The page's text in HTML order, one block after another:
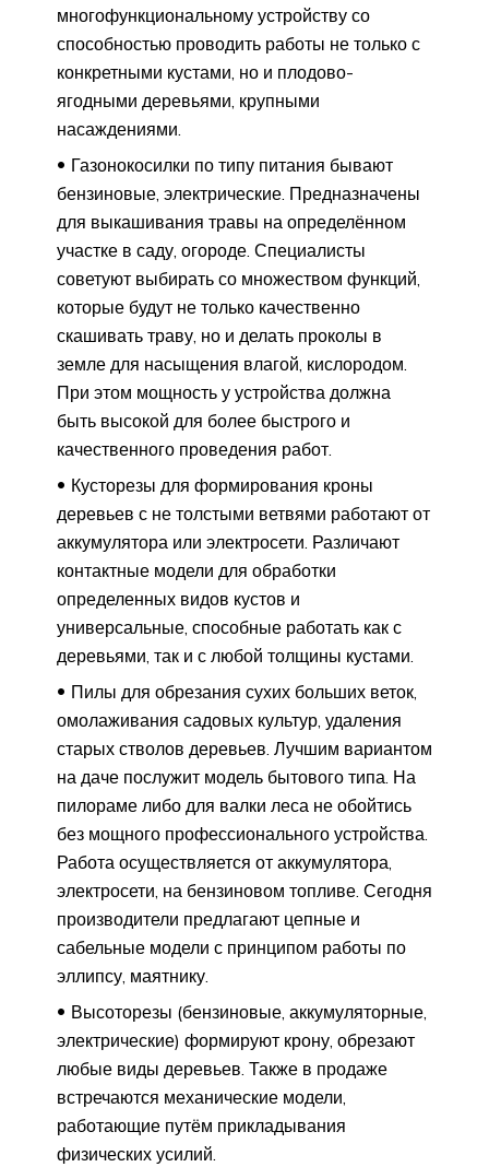
многофункциональному устройству со
способностью проводить работы не только с
конкретными кустами, но и плодово-
ягодными деревьями, крупными
насаждениями.
Газонокосилки по типу питания бывают
бензиновые, электрические. Предназначены
для выкашивания травы на определённом
участке в саду, огороде. Специалисты
советуют выбирать со множеством функций,
которые будут не только качественно
скашивать траву, но и делать проколы в
земле для насыщения влагой, кислородом.
При этом мощность у устройства должна
быть высокой для более быстрого и
качественного проведения работ.
Кусторезы для формирования кроны
деревьев с не толстыми ветвями работают от
аккумулятора или электросети. Различают
контактные модели для обработки
определенных видов кустов и
универсальные, способные работать как с
деревьями, так и с любой толщины кустами.
Пилы для обрезания сухих больших веток,
омолаживания садовых культур, удаления
старых стволов деревьев. Лучшим вариантом
на даче послужит модель бытового типа. На
пилораме либо для валки леса не обойтись
без мощного профессионального устройства.
Работа осуществляется от аккумулятора,
электросети, на бензиновом топливе. Сегодня
производители предлагают цепные и
сабельные модели с принципом работы по
эллипсу, маятнику.
Высоторезы (бензиновые, аккумуляторные,
электрические) формируют крону, обрезают
любые виды деревьев. Также в продаже
встречаются механические модели,
работающие путём прикладывания
физических усилий.